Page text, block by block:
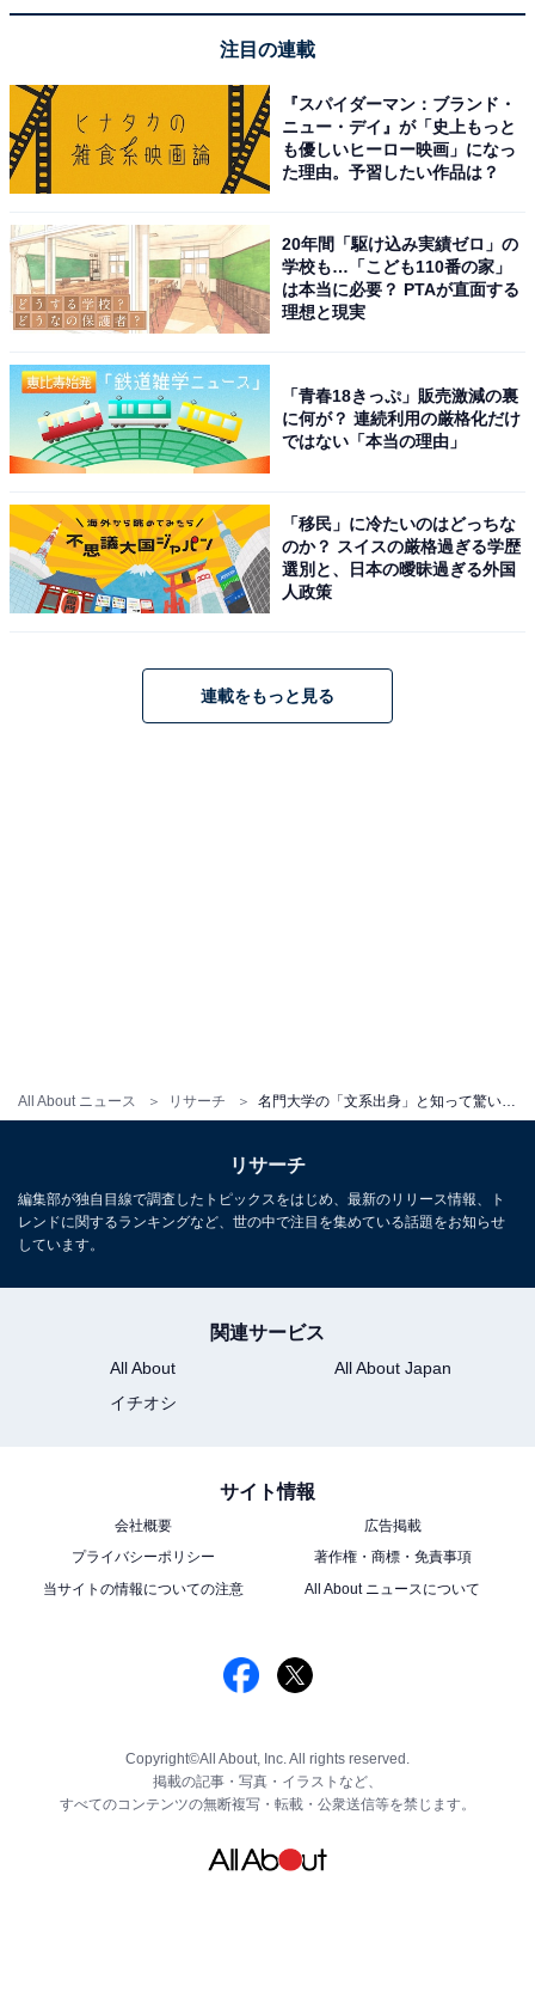
All About ニュース リサーチ 名門大学の「文系出身」と知って驚いた俳優ランキング！ 2位「香川照之」を3票差で抑えた1位は？【2025年調査】
注目の連載
『スパイダーマン：ブランド・
ニュー・デイ』が「史上もっと
も優しいヒーロー映画」になっ
た理由。予習したい作品は？
20年間「駆け込み実績ゼロ」の
学校も…「こども110番の家」
は本当に必要？ PTAが直面する
理想と現実
「青春18きっぷ」販売激減の裏
に何が？ 連続利用の厳格化だけ
ではない「本当の理由」
「移民」に冷たいのはどっちな
のか？ スイスの厳格過ぎる学歴
選別と、日本の曖昧過ぎる外国
人政策
連載をもっと見る
リサーチ
編集部が独自目線で調査したトピックスをはじめ、最新のリリース情報、ト
レンドに関するランキングなど、世の中で注目を集めている話題をお知らせ
しています。
関連サービス
All About
All About Japan
イチオシ
サイト情報
会社概要
広告掲載
プライバシーポリシー
著作権・商標・免責事項
当サイトの情報についての注意
All About ニュースについて
Copyright©All About, Inc. All rights reserved.
掲載の記事・写真・イラストなど、
すべてのコンテンツの無断複写・転載・公衆送信等を禁じます。